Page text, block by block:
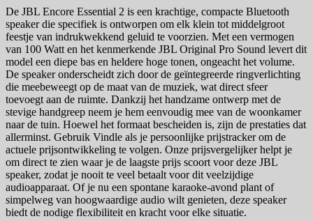
De JBL Encore Essential 2 is een krachtige, compacte Bluetooth
speaker die specifiek is ontworpen om elk klein tot middelgroot
feestje van indrukwekkend geluid te voorzien. Met een vermogen
van 100 Watt en het kenmerkende JBL Original Pro Sound levert dit
model een diepe bas en heldere hoge tonen, ongeacht het volume.
De speaker onderscheidt zich door de geïntegreerde ringverlichting
die meebeweegt op de maat van de muziek, wat direct sfeer
toevoegt aan de ruimte. Dankzij het handzame ontwerp met de
stevige handgreep neem je hem eenvoudig mee van de woonkamer
naar de tuin. Hoewel het formaat bescheiden is, zijn de prestaties dat
allerminst. Gebruik Vindle als je persoonlijke prijstracker om de
actuele prijsontwikkeling te volgen. Onze prijsvergelijker helpt je
om direct te zien waar je de laagste prijs scoort voor deze JBL
speaker, zodat je nooit te veel betaalt voor dit veelzijdige
audioapparaat. Of je nu een spontane karaoke-avond plant of
simpelweg van hoogwaardige audio wilt genieten, deze speaker
biedt de nodige flexibiliteit en kracht voor elke situatie.